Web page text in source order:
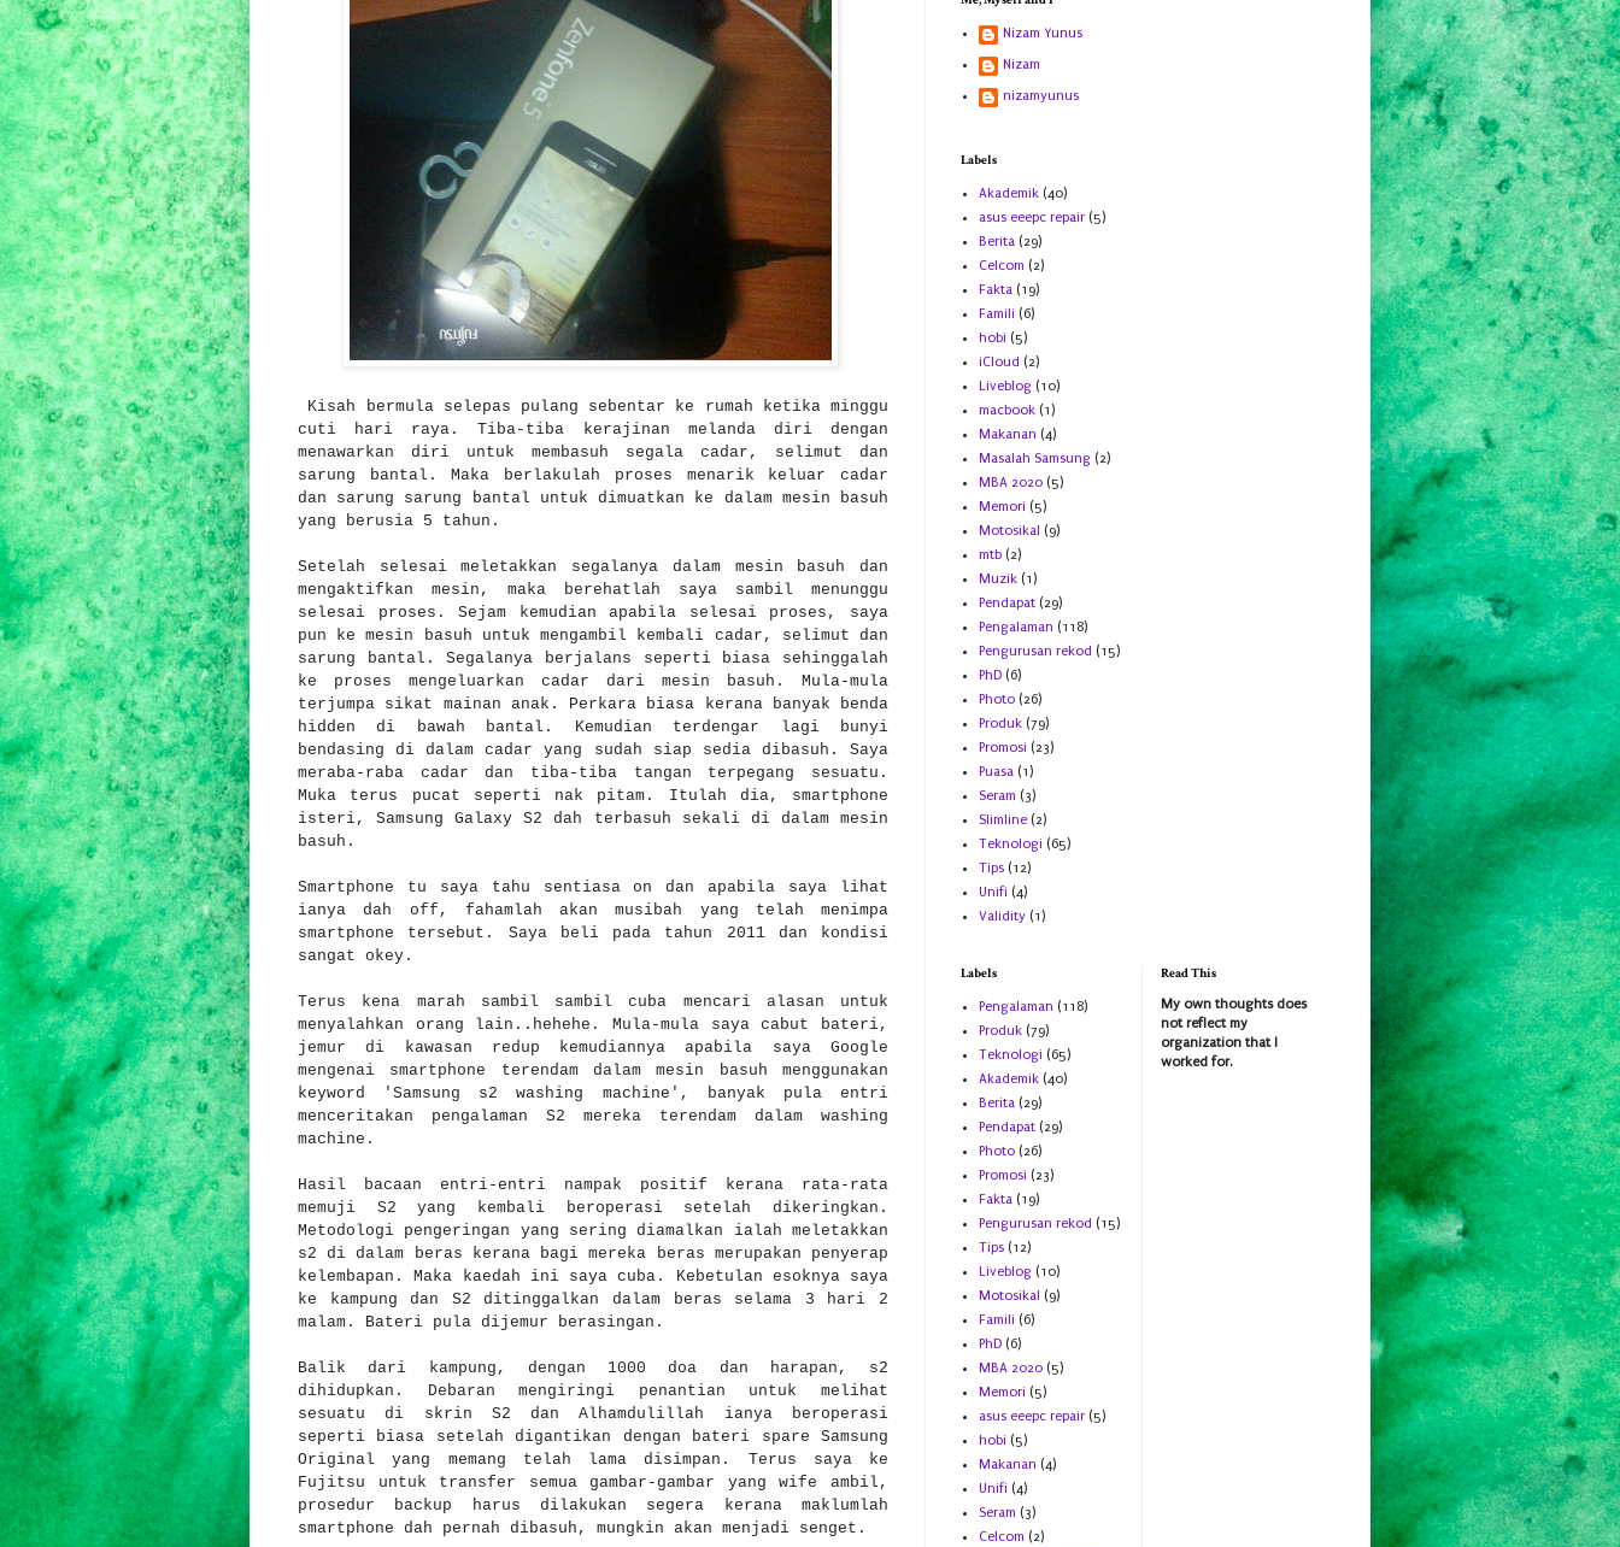
Kisah bermula selepas pulang sebentar ke rumah ketika minggu
cuti hari raya. Tiba-tiba kerajinan melanda diri dengan
menawarkan diri untuk membasuh segala cadar, selimut dan
sarung bantal. Maka berlakulah proses menarik keluar cadar
dan sarung sarung bantal untuk dimuatkan ke dalam mesin basuh
yang berusia 5 tahun.
Setelah selesai meletakkan segalanya dalam mesin basuh dan
mengaktifkan mesin, maka berehatlah saya sambil menunggu
selesai proses. Sejam kemudian apabila selesai proses, saya
pun ke mesin basuh untuk mengambil kembali cadar, selimut dan
sarung bantal. Segalanya berjalans seperti biasa sehinggalah
ke proses mengeluarkan cadar dari mesin basuh. Mula-mula
terjumpa sikat mainan anak. Perkara biasa kerana banyak benda
hidden di bawah bantal. Kemudian terdengar lagi bunyi
bendasing di dalam cadar yang sudah siap sedia dibasuh. Saya
meraba-raba cadar dan tiba-tiba tangan terpegang sesuatu.
Muka terus pucat seperti nak pitam. Itulah dia, smartphone
isteri, Samsung Galaxy S2 dah terbasuh sekali di dalam mesin
basuh.
Smartphone tu saya tahu sentiasa on dan apabila saya lihat
ianya dah off, fahamlah akan musibah yang telah menimpa
smartphone tersebut. Saya beli pada tahun 2011 dan kondisi
sangat okey.
Terus kena marah sambil sambil cuba mencari alasan untuk
menyalahkan orang lain..hehehe. Mula-mula saya cabut bateri,
jemur di kawasan redup kemudiannya apabila saya Google
mengenai smartphone terendam dalam mesin basuh menggunakan
keyword 'Samsung s2 washing machine', banyak pula entri
menceritakan pengalaman S2 mereka terendam dalam washing
machine.
Hasil bacaan entri-entri nampak positif kerana rata-rata
memuji S2 yang kembali beroperasi setelah dikeringkan.
Metodologi pengeringan yang sering diamalkan ialah meletakkan
s2 di dalam beras kerana bagi mereka beras merupakan penyerap
kelembapan. Maka kaedah ini saya cuba. Kebetulan esoknya saya
ke kampung dan S2 ditinggalkan dalam beras selama 3 hari 2
malam. Bateri pula dijemur berasingan.
Balik dari kampung, dengan 1000 doa dan harapan, s2
dihidupkan. Debaran mengiringi penantian untuk melihat
sesuatu di skrin S2 dan Alhamdulillah ianya beroperasi
seperti biasa setelah digantikan dengan bateri spare Samsung
Original yang memang telah lama disimpan. Terus saya ke
Fujitsu untuk transfer semua gambar-gambar yang wife ambil,
prosedur backup harus dilakukan segera kerana maklumlah
smartphone dah pernah dibasuh, mungkin akan menjadi senget.
Nizam Yunus
Nizam
nizamyunus
Labels
Akademik (40)
asus eeepc repair (5)
Berita (29)
Celcom (2)
Fakta (19)
Famili (6)
hobi (5)
iCloud (2)
Liveblog (10)
macbook (1)
Makanan (4)
Masalah Samsung (2)
MBA 2020 (5)
Memori (5)
Motosikal (9)
mtb (2)
Muzik (1)
Pendapat (29)
Pengalaman (118)
Pengurusan rekod (15)
PhD (6)
Photo (26)
Produk (79)
Promosi (23)
Puasa (1)
Seram (3)
Slimline (2)
Teknologi (65)
Tips (12)
Unifi (4)
Validity (1)
Labels
Pengalaman (118)
Produk (79)
Teknologi (65)
Akademik (40)
Berita (29)
Pendapat (29)
Photo (26)
Promosi (23)
Fakta (19)
Pengurusan rekod (15)
Tips (12)
Liveblog (10)
Motosikal (9)
Famili (6)
PhD (6)
MBA 2020 (5)
Memori (5)
asus eeepc repair (5)
hobi (5)
Makanan (4)
Unifi (4)
Seram (3)
Celcom (2)
Read This
My own thoughts does
not reflect my
organization that I
worked for.